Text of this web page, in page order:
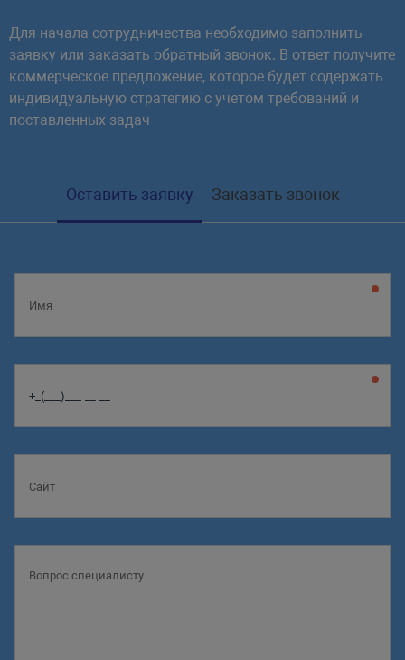
Для начала сотрудничества необходимо заполнить
заявку или заказать обратный звонок. В ответ получите
коммерческое предложение, которое будет содержать
индивидуальную стратегию с учетом требований и
поставленных задач
Оставить заявку Заказать звонок